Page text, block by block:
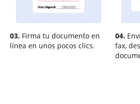
03. Firma tu documento en
línea en unos pocos clics.
04.
fax,